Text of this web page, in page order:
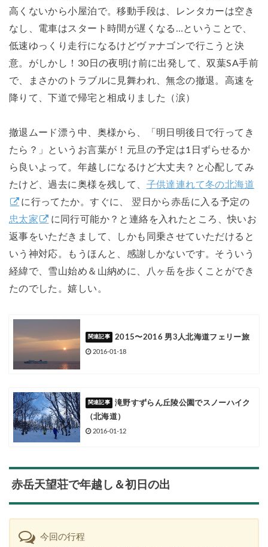
高くないから小屋泊で。移動手段は、レンタカーは空き
なし、電車はスタート時間が遅くなる…ということで、
低速ゆっくり走行になるけどヴァナゴンで行こうと決
意。がしかし！30日の夜明け前に出発して、双葉SA手前
で、まさかのトラブルに見舞われ、無念の撤退。高速を
降りて、下道で帰宅と相成りました（涙）
撤退ムード漂う中、奥様から、「明日明後日で行ってき
たら？」というお言葉が！元旦の予定は1日ずらせるか
ら良いよって。年越しになるけど大丈夫？と心配してみ
たけど、過去に奥様を残して、 子供達連れて冬の北海道
に行ってたか。すぐに、 翌日から赤岳に入る予定の
忠太家
に同行可能か？と連絡を入れたところ、快いお
返事をいただきまして、しかも同乗させていただけると
いう神対応。もうほんと、感謝しかないです。そういう
経緯で、雪山始め＆山納めに、八ヶ岳を歩くことができ
たのでした。嬉しい。
2015〜2016 男3人北海道フェリー旅
2016-01-18
滝野すずらん丘陵公園でスノーハイク
（北海道）
2016-01-12
赤岳天望荘で年越し＆初日の出
今回の行程